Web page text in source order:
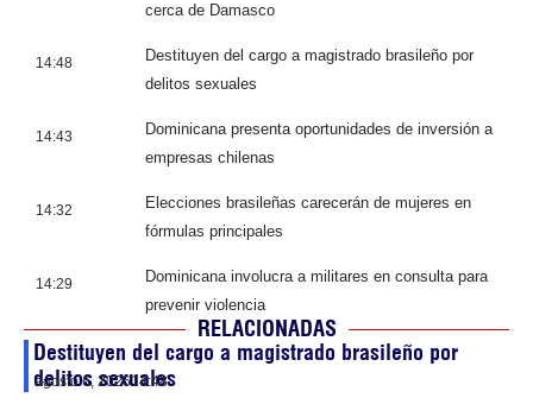
cerca de Damasco
14:48
Destituyen del cargo a magistrado brasileño por
delitos sexuales
14:43
Dominicana presenta oportunidades de inversión a
empresas chilenas
14:32
Elecciones brasileñas carecerán de mujeres en
fórmulas principales
14:29
Dominicana involucra a militares en consulta para
prevenir violencia
RELACIONADAS
Destituyen del cargo a magistrado brasileño por
delitos sexuales
agosto 6, 202614:48